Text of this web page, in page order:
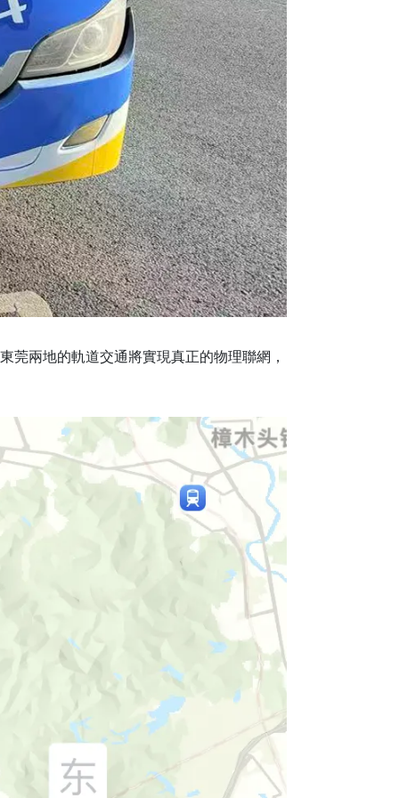
兩地的軌道交通將實現真正的物理聯網，